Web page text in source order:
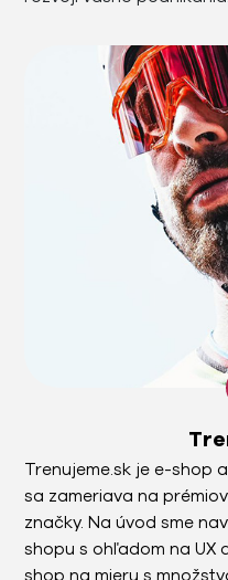
Trenujeme.sk je e-shop
sa zameriava na
značky. Na úvod sme
shopu s ohľadom na UX
shop na mieru s